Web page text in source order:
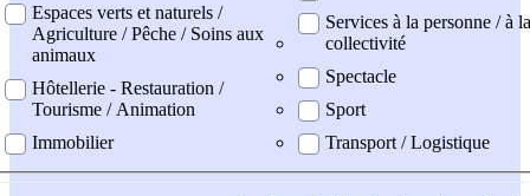
Espaces verts et naturels /
Agriculture / Pêche / Soins aux
animaux
Hôtellerie - Restauration /
Tourisme / Animation
Immobilier
Services à la personne / à la
collectivité
Spectacle
Sport
Transport / Logistique